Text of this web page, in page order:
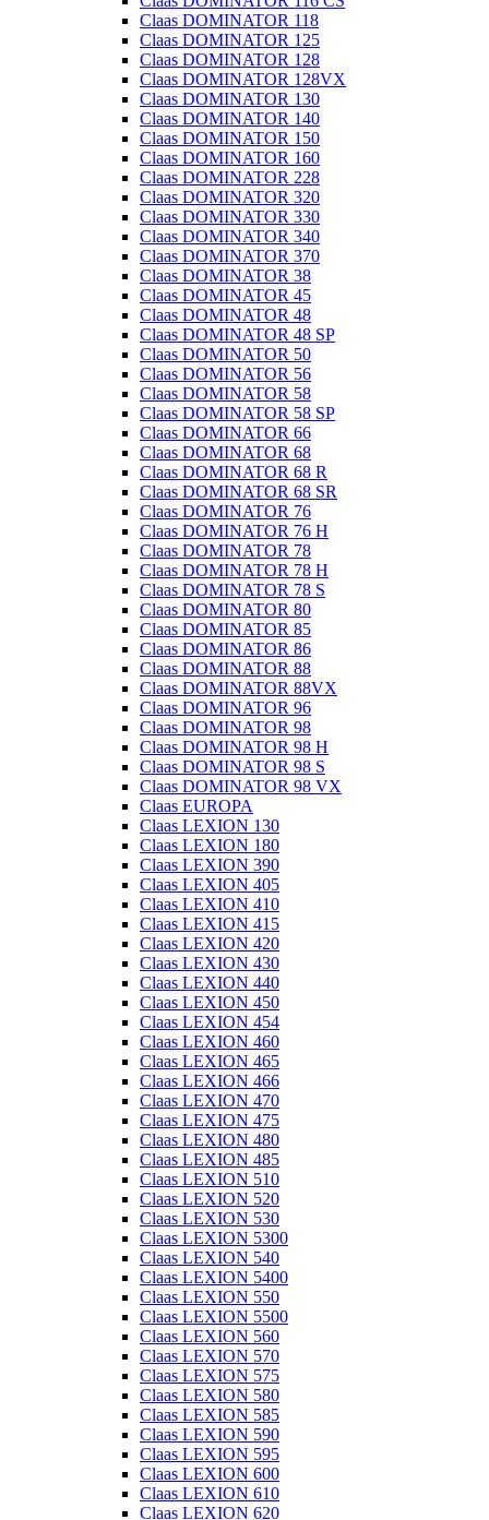
Claas DOMINATOR 118
Claas DOMINATOR 125
Claas DOMINATOR 128
Claas DOMINATOR 128VX
Claas DOMINATOR 130
Claas DOMINATOR 140
Claas DOMINATOR 150
Claas DOMINATOR 160
Claas DOMINATOR 228
Claas DOMINATOR 320
Claas DOMINATOR 330
Claas DOMINATOR 340
Claas DOMINATOR 370
Claas DOMINATOR 38
Claas DOMINATOR 45
Claas DOMINATOR 48
Claas DOMINATOR 48 SP
Claas DOMINATOR 50
Claas DOMINATOR 56
Claas DOMINATOR 58
Claas DOMINATOR 58 SP
Claas DOMINATOR 66
Claas DOMINATOR 68
Claas DOMINATOR 68 R
Claas DOMINATOR 68 SR
Claas DOMINATOR 76
Claas DOMINATOR 76 H
Claas DOMINATOR 78
Claas DOMINATOR 78 H
Claas DOMINATOR 78 S
Claas DOMINATOR 80
Claas DOMINATOR 85
Claas DOMINATOR 86
Claas DOMINATOR 88
Claas DOMINATOR 88VX
Claas DOMINATOR 96
Claas DOMINATOR 98
Claas DOMINATOR 98 H
Claas DOMINATOR 98 S
Claas DOMINATOR 98 VX
Claas EUROPA
Claas LEXION 130
Claas LEXION 180
Claas LEXION 390
Claas LEXION 405
Claas LEXION 410
Claas LEXION 415
Claas LEXION 420
Claas LEXION 430
Claas LEXION 440
Claas LEXION 450
Claas LEXION 454
Claas LEXION 460
Claas LEXION 465
Claas LEXION 466
Claas LEXION 470
Claas LEXION 475
Claas LEXION 480
Claas LEXION 485
Claas LEXION 510
Claas LEXION 520
Claas LEXION 530
Claas LEXION 5300
Claas LEXION 540
Claas LEXION 5400
Claas LEXION 550
Claas LEXION 5500
Claas LEXION 560
Claas LEXION 570
Claas LEXION 575
Claas LEXION 580
Claas LEXION 585
Claas LEXION 590
Claas LEXION 595
Claas LEXION 600
Claas LEXION 610
Claas LEXION 620